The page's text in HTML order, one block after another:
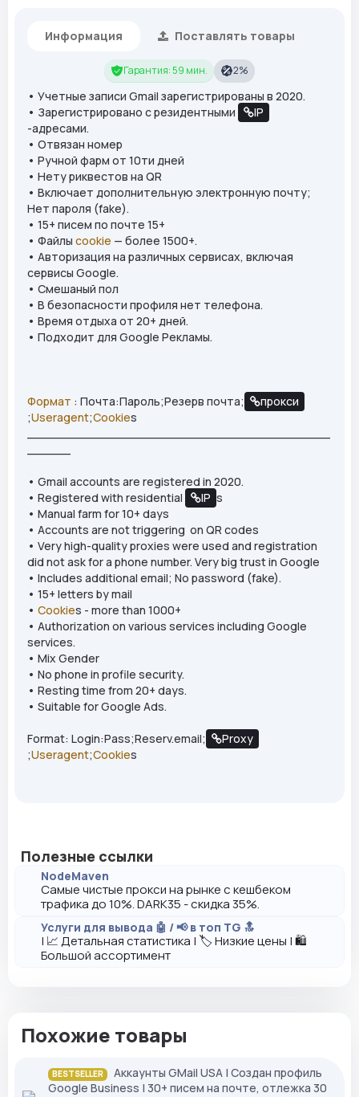
Информация Поставлять товары
Гарантия: 59 мин. 2%
• Учетные записи Gmail зарегистрированы в 2020.
• Зарегистрировано с резидентными
IP
-адресами.
• Отвязан номер
• Ручной фарм от 10ти дней
• Нету риквестов на QR
• Включает дополнительную электронную почту;
Нет пароля (fake).
• 15+ писем по почте 15+
• Файлы cookie — более 1500+.
• Авторизация на различных сервисах, включая
сервисы Google.
• Смешаный пол
• В безопасности профиля нет телефона.
• Время отдыха от 20+ дней.
• Подходит для Google Рекламы.
Формат : Почта:Пароль;Резерв почта;
прокси
;Useragent;Cookies
• Gmail accounts are registered in 2020.
• Registered with residential
IP s
• Manual farm for 10+ days
• Accounts are not triggering on QR codes
• Very high-quality proxies were used and registration
did not ask for a phone number. Very big trust in Google
• Includes additional email; No password (fake).
• 15+ letters by mail
• Cookies - more than 1000+
• Authorization on various services including Google
services.
• Mix Gender
• No phone in profile security.
• Resting time from 20+ days.
• Suitable for Google Ads.
Format: Login:Pass;Reserv.email;
Proxy
;Useragent;Cookies
Полезные ссылки
NodeMaven
Самые чистые прокси на рынке с кешбеком
трафика до 10%. DARK35 - скидка 35%.
Услуги для вывода 🤖 / 📢 в топ TG 🔝
| 📈 Детальная статистика | 🏷️ Низкие цены | 🛍️
Большой ассортимент
Похожие товары
BESTSELLER
Аккаунты GMail USA | Создан профиль
Google Business | 30+ писем на почте, отлежка 30